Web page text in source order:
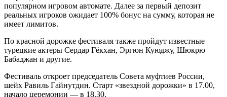
популярном игровом автомате. Далее за первый депозит
реальных игроков ожидает 100% бонус на сумму, которая не
имеет лимитов.
По красной дорожке фестиваля также пройдут известные
турецкие актеры Сердар Гёкхан, Эргюн Куюджу, Шюкрю
Бабаджан и другие.
Фестиваль откроет председатель Совета муфтиев России,
шейх Равиль Гайнутдин. Старт «звездной дорожки» в 17.00,
начало церемонии — в 18.30.